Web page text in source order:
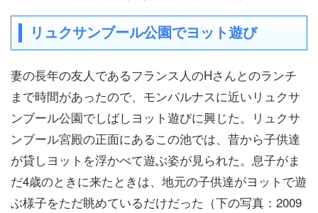
リュクサンブール公園でヨット遊び
妻の長年の友人であるフランス人のHさんとのランチ
まで時間があったので、モンパルナスに近いリュクサ
ンブール公園でしばしヨット遊びに興じた。リュクサ
ンブール宮殿の正面にあるこの池では、昔から子供達
が貸しヨットを浮かべて遊ぶ姿が見られた。息子がま
だ4歳のときに来たときは、地元の子供達がヨットで遊
ぶ様子をただ眺めているだけだった（下の写真：2009